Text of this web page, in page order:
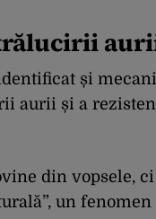
și
aurii și a
din vopsele,
un